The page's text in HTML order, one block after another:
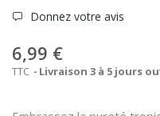
Donnez votre avis
6,99 €
TTC Livraison 3 à 5 jours